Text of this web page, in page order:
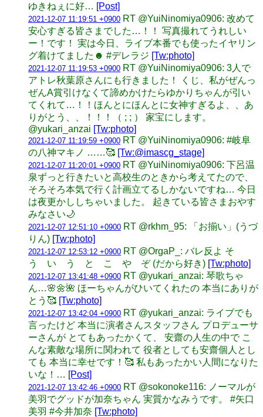
ゆきねぇに好… [Post]
2021-12-07 11:19:51 +0900 RT @YuiNinomiya0906: 改めて
安心すぎる皆さまでした…！！ 写真撮れてうれしい
ー！です！ 実は今日、ライブ本番でも使ったイヤリン
グ着けてました☻ #デレラジ [Tw:photo]
2021-12-07 11:19:53 +0900 RT @YuiNinomiya0906: 3人で
アトレ秋葉原さんにも行きました！ くじ、私がぜんっ
ぜんA賞引けなくて諦めかけたらゆかりちゃんが引い
てくれて…！！ほんとにほんとに女神すぎるよ、、あ
りがとう、、！！！（ ; ; ） 家宝にします。
@yukari_anzai [Tw:photo]
2021-12-07 11:19:59 +0900 RT @YuiNinomiya0906: #岐阜
の八神マキノ ……🥰 [Tw:@imascg_stage]
2021-12-07 11:20:01 +0900 RT @YuiNinomiya0906: 下呂温
泉ずっと行きたいと高校生のときから考えてたので、
そろそろ本気で行く計画立てるしかないですね… 今日
は夜更かししちゃいました。 起きている皆さまおやす
みなさい🌙
2021-12-07 12:51:10 +0900 RT @rkhm_95: 「お揃い」(うづ
りん) [Tw:photo]
2021-12-07 12:53:12 +0900 RT @OrgaP_: バレ反よ そ
う い う と こ や ぞ (だから好き) [Tw:photo]
2021-12-07 13:41:48 +0900 RT @yukari_anzai: 琴歌ちゃ
ん…🌸🌼🌺 ほーちゃんがひいてくれたの 本当にありが
とう🥰 [Tw:photo]
2021-12-07 13:42:04 +0900 RT @yukari_anzai: ライブでも
言ったけど 本当に演者さんスタッフさん プロデューサ
ーさんが とてもあったかくて、 安齋の人生の中で こ
んな素敵な場所に関われて 役者としても安齋個人とし
ても 本当に幸せです！🥰 私もあったかい人間になりた
いな！… [Post]
2021-12-07 13:42:46 +0900 RT @sokonoke116: ノーマルが
美羽でグッドが加奈ちゃん 実質かなみうです。 #矢口
美羽 #今井加奈 [Tw:photo]